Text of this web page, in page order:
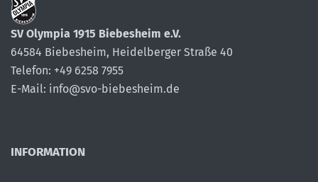
SV Olympia 1915 Biebesheim e.V.
64584 Biebesheim, Heidelberger Straße 40
Telefon: +49 6258 7955
E-Mail: info@svo-biebesheim.de
INFORMATION